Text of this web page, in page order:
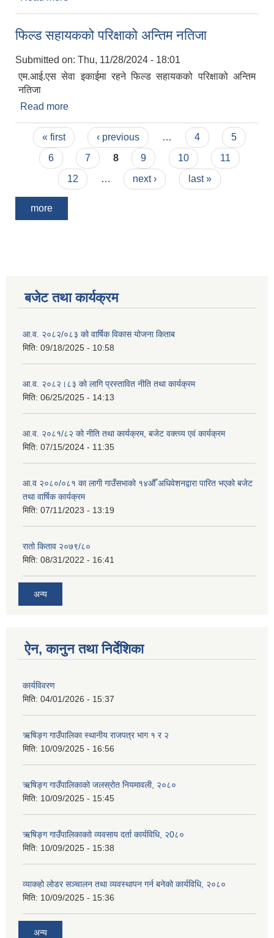
फिल्ड सहायकको परिक्षाको अन्तिम नतिजा
Submitted on: Thu, 11/28/2024 - 18:01
एम.आई.एस सेवा इकाईमा रहने फिल्ड सहायकको परिक्षाको अन्तिम
नतिजा
Read more
Pages
« first ‹ previous … 4
5
6
7 8 9 10
11
12
… next › last »
more
बजेट तथा कार्यक्रम
आ.व. २०८२/०८३ को वार्षिक विकास योजना किताब
मिति: 09/18/2025 - 10:58
आ.व. २०८२।८३ को लागि प्रस्तावित नीति तथा कार्यक्रम
मिति: 06/25/2025 - 14:13
आ.व. २०८१/८२ को नीति तथा कार्यक्रम, बजेट वक्त्व्य एवं कार्यक्रम
मिति: 07/15/2024 - 11:35
आ.व २०८०/०८१ का लागी गाउँसभाको १४औँ अधिवेशनद्वारा पारित भएको बजेट
तथा वार्षिक कार्यक्रम
मिति: 07/11/2023 - 13:19
रातो किताव २०७९/८०
मिति: 08/31/2022 - 16:41
अन्य
ऐन, कानुन तथा निर्देशिका
कार्यविवरण
मिति: 04/01/2026 - 15:37
ऋषिङ्ग गाउँपालिका स्थानीय राजपत्र भाग १ र २
मिति: 10/09/2025 - 16:56
ऋषिङ्ग गाउँपालिकाको जलस्रोत नियमावली, २०८०
मिति: 10/09/2025 - 15:45
ऋषिङ्ग गाउँपालिकाकाो व्यवसाय दर्ता कार्यविधि, २0८०
मिति: 10/09/2025 - 15:38
व्याकहो लोडर सञ्चालन तथा व्यवस्थापन गर्न बनेको कार्यविधि, २०८०
मिति: 10/09/2025 - 15:36
अन्य